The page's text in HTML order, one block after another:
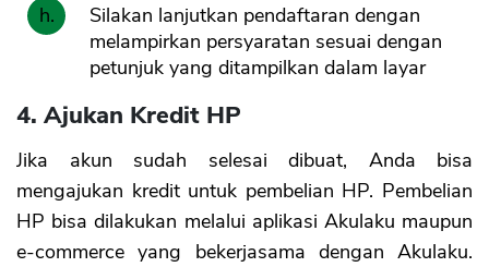
Silakan lanjutkan pendaftaran dengan
melampirkan persyaratan sesuai dengan
petunjuk yang ditampilkan dalam layar
4. Ajukan Kredit HP
Jika akun sudah selesai dibuat, Anda bisa
mengajukan kredit untuk pembelian HP. Pembelian
HP bisa dilakukan melalui aplikasi Akulaku maupun
e-commerce yang bekerjasama dengan Akulaku.